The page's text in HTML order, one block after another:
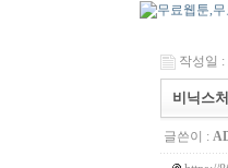
작성일 :
비닉스
글쓴이 :